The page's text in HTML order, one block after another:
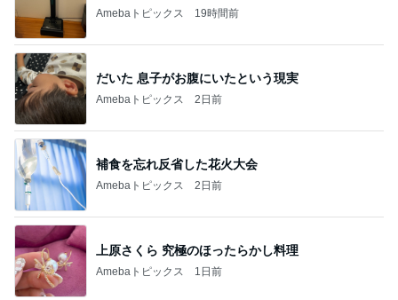
Amebaトピックス 19時間前
だいた 息子がお腹にいたという現実
Amebaトピックス 2日前
補食を忘れ反省した花火大会
Amebaトピックス 2日前
上原さくら 究極のほったらかし料理
Amebaトピックス 1日前